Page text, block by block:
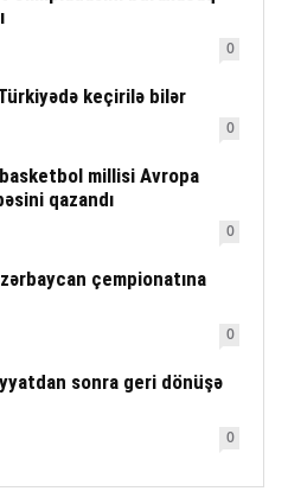
0
keçirilə bilər
0
millisi Avropa
qazandı
0
çempionatına
0
sonra geri dönüşə
0